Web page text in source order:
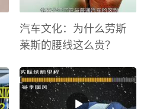
汽车文化：为什么劳斯
莱斯的腰线这么贵？